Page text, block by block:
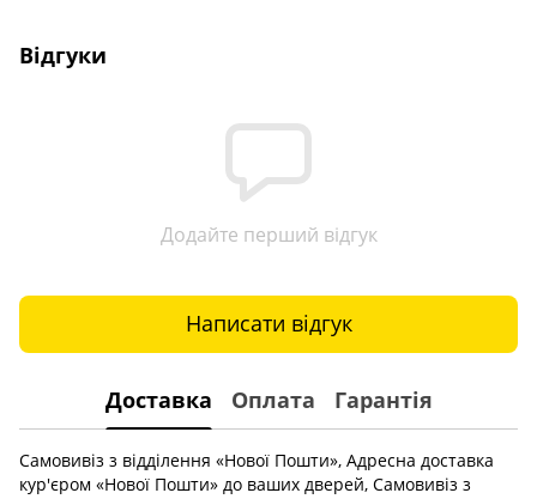
Відгуки
Додайте перший відгук
Написати відгук
Доставка Оплата Гарантія
Самовивіз з відділення «Нової Пошти», Адресна доставка
кур'єром «Нової Пошти» до ваших дверей, Самовивіз з